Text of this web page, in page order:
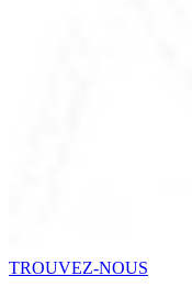
TROUVEZ-NOUS